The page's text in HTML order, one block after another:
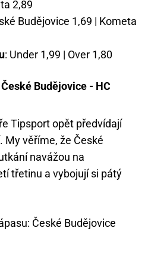
2,89
Budějovice 1,69 | Kometa
: Under 1,99 | Over 1,80
Budějovice - HC
Tipsport opět předvídají
My věříme, že České
navážou na
třetinu a vybojují si pátý
České Budějovice